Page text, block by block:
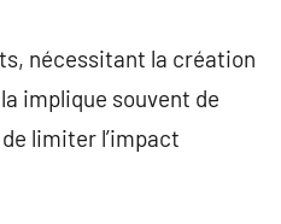
nécessitant la création
implique souvent de
limiter l’impact